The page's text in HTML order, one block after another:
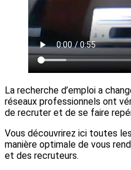
La recherche d’emploi a
réseaux professionnels ont
de recruter et de se faire
Vous découvrirez ici toutes
manière optimale de vous
et des recruteurs.